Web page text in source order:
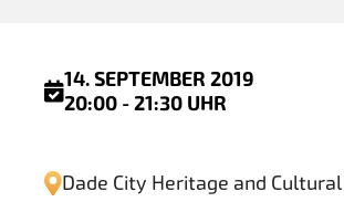
14. SEPTEMBER 2019
20:00 - 21:30 UHR
Dade City Heritage and